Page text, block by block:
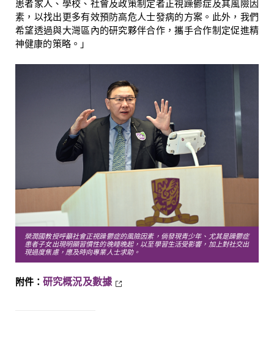
患者家人、學校、社會及政策制定者正視躁鬱症及其風險因
素，以找出更多有效預防高危人士發病的方案 。此外，我們
希望透過與大灣區內的研究夥伴合作，攜手合作制定促進精
神健康的策略。」
榮潤國教授呼籲社會正視躁鬱症的風險因素，倘發現青少年、尤其是躁鬱症
患者子女出現明顯習慣性的晚睡晚起，以至學習生活受影響，加上對社交出
現過度焦慮，應及時向專業人士求助。
附件： 研究概況及數據